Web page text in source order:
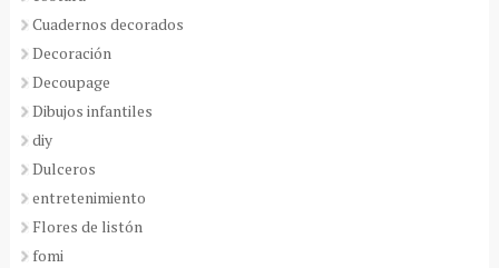
Cuadernos decorados
Decoración
Decoupage
Dibujos infantiles
diy
Dulceros
entretenimiento
Flores de listón
fomi